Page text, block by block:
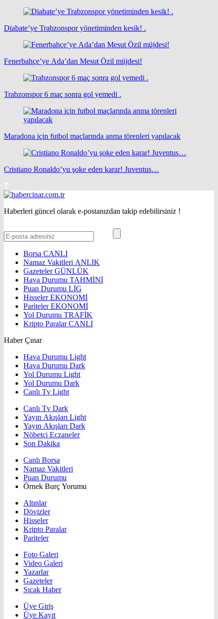
Diabate’ye Trabzonspor yönetiminden kesik! .
Fenerbahçe’ye Ada’dan Mesut Özil müjdesi!
Trabzonspor 6 maç sonra gol yemedi .
Maradona için futbol maçlarında anma törenleri yapılacak
Cristiano Ronaldo’yu şoke eden karar! Juventus…
Haberleri güncel olarak e-postanızdan takip edebilirsiniz !
Borsa CANLI
Namaz Vakitleri ANLIK
GazetelerGÜNLÜK
Hava Durumu TAHMİNİ
Puan Durumu LİG
HisselerEKONOMİ
ParitelerEKONOMİ
Yol Durumu TRAFİK
Kripto ParalarCANLI
Haber Çınar
Hava Durumu Light
Hava Durumu Dark
Yol Durumu Light
Yol Durumu Dark
Canlı Tv Light
Canlı Tv Dark
Yayın Akışları Light
Yayın Akışları Dark
Nöbetçi Eczaneler
Son Dakika
Canlı Borsa
Namaz Vakitleri
Puan Durumu
Örnek Burç Yorumu
Altınlar
Dövizler
Hisseler
Kripto Paralar
Pariteler
Foto Galeri
Video Galeri
Yazarlar
Gazeteler
Sıcak Haber
Üye Giriş
Üye Kayıt